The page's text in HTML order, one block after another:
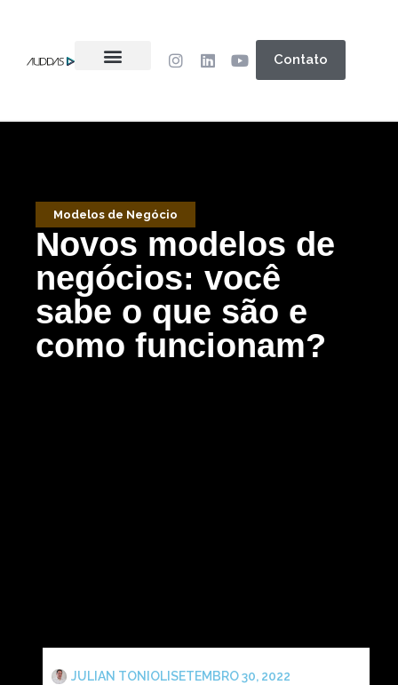
Contato
Modelos de Negócio
Novos modelos de
negócios: você
sabe o que são e
como funcionam?
JULIAN TONIOLI SETEMBRO 30, 2022